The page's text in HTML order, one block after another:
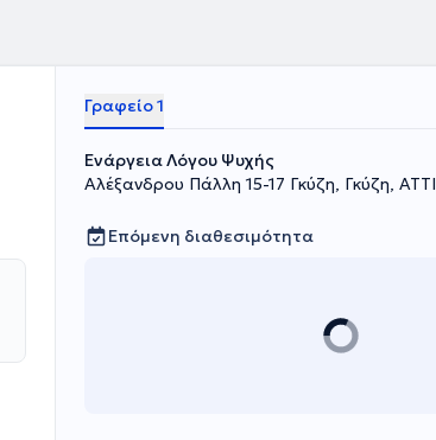
Γραφείο 1
Ενάργεια Λόγου Ψυχής
Αλέξανδρου Πάλλη 15-17 Γκύζη, Γκύζη,
Επόμενη διαθεσιμότητα